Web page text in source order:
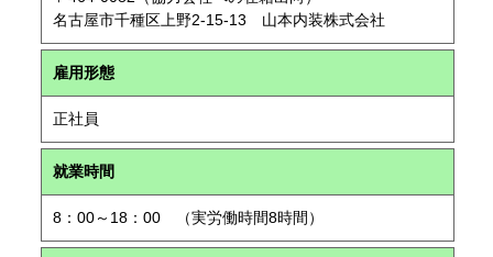
名古屋市千種区上野2-15-13 山本内装株式会社
雇用形態
正社員
就業時間
8：00～18：00 （実労働時間8時間）